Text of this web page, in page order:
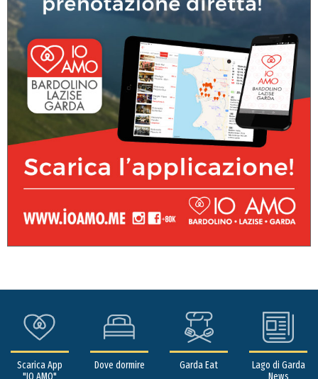
Scarica App
"IO AMO"
Dove dormire Garda Eat
Lago di Garda
News